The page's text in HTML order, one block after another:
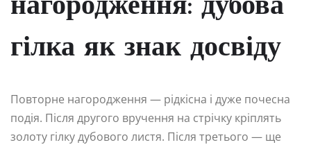
нагородження: дубова
гілка як знак досвіду
Повторне нагородження — рідкісна і дуже почесна
подія. Після другого вручення на стрічку кріплять
золоту гілку дубового листя. Після третього — ще